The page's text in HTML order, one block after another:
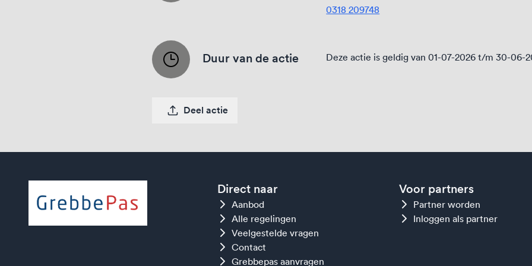
0318 209748
Duur van de actie Deze actie is geldig van 01-07-2026 t/m 30-06-
Deel actie
Direct naar
Aanbod
Alle regelingen
Veelgestelde vragen
Contact
Grebbepas aanvragen
Voor partners
Partner worden
Inloggen als partner